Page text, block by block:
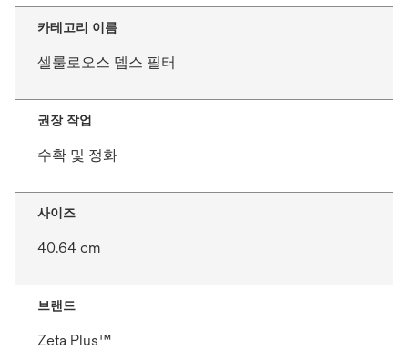
카테고리 이름
셀룰로오스 뎁스 필터
권장 작업
수확 및 정화
사이즈
40.64 cm
브랜드
Zeta Plus™